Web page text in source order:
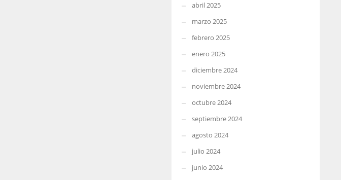
abril 2025
marzo 2025
febrero 2025
enero 2025
diciembre 2024
noviembre 2024
octubre 2024
septiembre 2024
agosto 2024
julio 2024
junio 2024